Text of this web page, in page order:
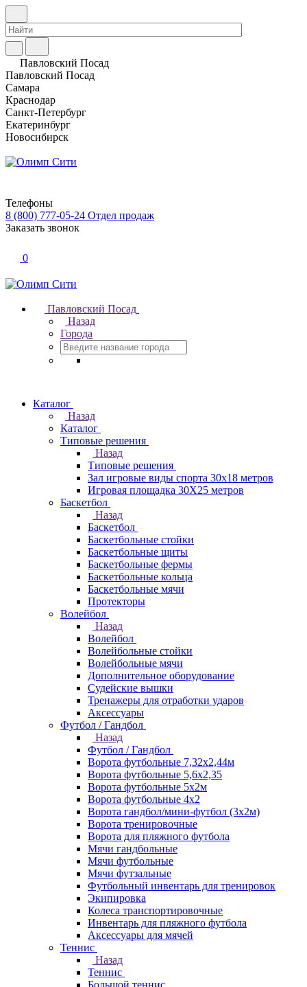
Павловский Посад
Павловский Посад
Самара
Краснодар
Санкт-Петербург
Екатеринбург
Новосибирск
Телефоны
8 (800) 777-05-24 Отдел продаж
Заказать звонок
0
Павловский Посад
Назад
Города
Каталог
Назад
Каталог
Типовые решения
Назад
Типовые решения
Зал игровые виды спорта 30x18 метров
Игровая площадка 30Х25 метров
Баскетбол
Назад
Баскетбол
Баскетбольные стойки
Баскетбольные щиты
Баскетбольные фермы
Баскетбольные кольца
Баскетбольные мячи
Протекторы
Волейбол
Назад
Волейбол
Волейбольные стойки
Волейбольные мячи
Дополнительное оборудование
Судейские вышки
Тренажеры для отработки ударов
Аксессуары
Футбол / Гандбол
Назад
Футбол / Гандбол
Ворота футбольные 7,32х2,44м
Ворота футбольные 5,6х2,35
Ворота футбольные 5х2м
Ворота футбольные 4х2
Ворота гандбол/мини-футбол (3х2м)
Ворота тренировочные
Ворота для пляжного футбола
Мячи гандбольные
Мячи футбольные
Мячи футзальные
Футбольный инвентарь для тренировок
Экипировка
Колеса транспортировочные
Инвентарь для пляжного футбола
Аксессуары для мячей
Теннис
Назад
Теннис
Большой теннис